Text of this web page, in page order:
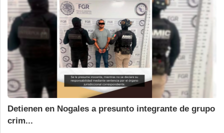
Detienen en Nogales a presunto integrante de grupo
crim...